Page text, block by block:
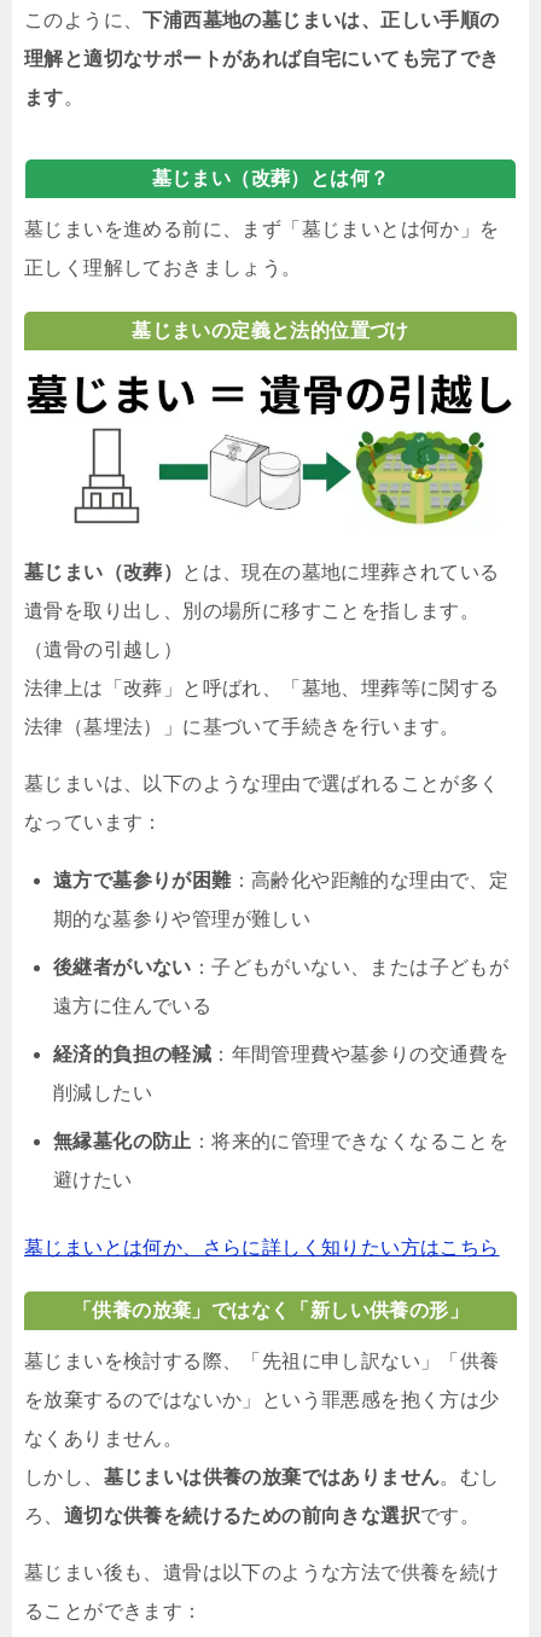
このように、下浦西墓地の墓じまいは、正しい手順の
理解と適切なサポートがあれば自宅にいても完了でき
ます。
墓じまい（改葬）とは何？
墓じまいを進める前に、まず「墓じまいとは何か」を
正しく理解しておきましょう。
墓じまいの定義と法的位置づけ
墓じまい（改葬）
とは、現在の墓地に埋葬されている
遺骨を取り出し、別の場所に移すことを指します。
（遺骨の引越し）
法律上は「改葬」と呼ばれ、「墓地、埋葬等に関する
法律（墓埋法）」に基づいて手続きを行います。
墓じまいは、以下のような理由で選ばれることが多く
なっています：
遠方で墓参りが困難：高齢化や距離的な理由で、定
期的な墓参りや管理が難しい
後継者がいない ：子どもがいない、または子どもが
遠方に住んでいる
経済的負担の軽減 ：年間管理費や墓参りの交通費を
削減したい
無縁墓化の防止 ：将来的に管理できなくなることを
避けたい
墓じまいとは何か、さらに詳しく知りたい方はこちら
「供養の放棄」ではなく「新しい供養の形」
墓じまいを検討する際、「先祖に申し訳ない」「供養
を放棄するのではないか」という罪悪感を抱く方は少
なくありません。
しかし、 墓じまいは供養の放棄ではありません。むし
ろ、 適切な供養を続けるための前向きな選択です。
墓じまい後も、遺骨は以下のような方法で供養を続け
ることができます：